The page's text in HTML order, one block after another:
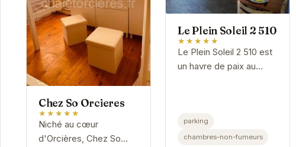
Chez So Orcieres
★★★★★
Niché au cœur
d'Orcières, Chez So
Le Plein Soleil 2 510
★★★★★
Le Plein Soleil 2 510 est
un havre de paix au
ressourçant dans ce
logement idéalement...
parking
chambres-non-fumeurs